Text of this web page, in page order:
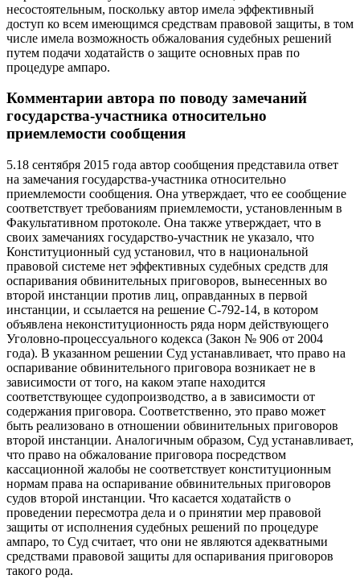
несостоятельным, поскольку автор имела эффективный
доступ ко всем имеющимся средствам правовой защиты, в том
числе имела возможность обжалования судебных решений
путем подачи ходатайств о защите основных прав по
процедуре ампаро.
Комментарии автора по поводу замечаний
государства-участника относительно
приемлемости сообщения
5.18 сентября 2015 года автор сообщения представила ответ
на замечания государства-участника относительно
приемлемости сообщения. Она утверждает, что ее сообщение
соответствует требованиям приемлемости, установленным в
Факультативном протоколе. Она также утверждает, что в
своих замечаниях государство-участник не указало, что
Конституционный суд установил, что в национальной
правовой системе нет эффективных судебных средств для
оспаривания обвинительных приговоров, вынесенных во
второй инстанции против лиц, оправданных в первой
инстанции, и ссылается на решение C-792-14, в котором
объявлена неконституционность ряда норм действующего
Уголовно-процессуального кодекса (Закон № 906 от 2004
года). В указанном решении Суд устанавливает, что право на
оспаривание обвинительного приговора возникает не в
зависимости от того, на каком этапе находится
соответствующее судопроизводство, а в зависимости от
содержания приговора. Соответственно, это право может
быть реализовано в отношении обвинительных приговоров
второй инстанции. Аналогичным образом, Суд устанавливает,
что право на обжалование приговора посредством
кассационной жалобы не соответствует конституционным
нормам права на оспаривание обвинительных приговоров
судов второй инстанции. Что касается ходатайств о
проведении пересмотра дела и о принятии мер правовой
защиты от исполнения судебных решений по процедуре
ампаро, то Суд считает, что они не являются адекватными
средствами правовой защиты для оспаривания приговоров
такого рода.